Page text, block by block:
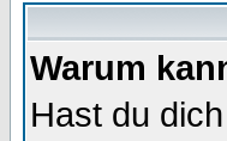
Warum
Hast du